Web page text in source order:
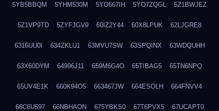
5YB5BBQM 5YHM530M 5YO667IH 5YO7ZQGL 5Z1BWJEZ
5Z1VP9TD 5ZYFJGV9 60IZ2Y44 60X8LPUK 62LJGRE8
6316UU0I 634ZKLU1 63MVU7SW 63SPQINX 63WDQUHH
63X60DYM 64996J11 659M6G4O 65TIBAG5 65TN6NPQ
65UV4E1K 660K94O5 663467JW 664ESOLH 664FNVV4
66C6U597 66NBHAON 675YBKS0 67T6PVX5 67UCAPT0